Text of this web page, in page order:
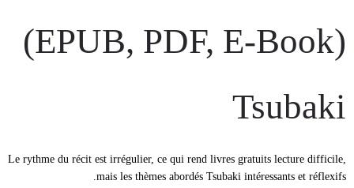
(EPUB, PDF, E-Book)
Tsubaki
Le rythme du récit est irrégulier, ce qui rend livres gratuits lecture difficile,
mais les thèmes abordés Tsubaki intéressants et réflexifs.